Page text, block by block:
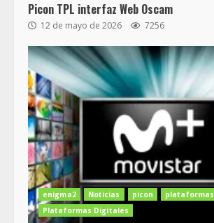
Picon TPL interfaz Web Oscam
12 de mayo de 2026 7256
enigma2 Noticias picon
plataformas
Plataformas Digitales